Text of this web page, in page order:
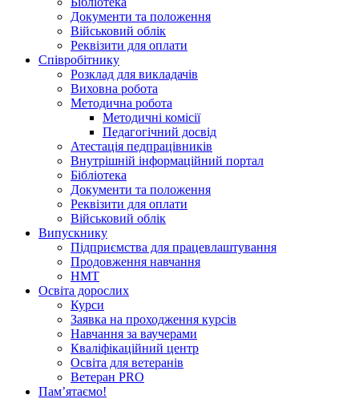
Документи та положення
Військовий облік
Реквізити для оплати
Співробітнику
Розклад для викладачів
Виховна робота
Методична робота
Методичні комісії
Педагогічний досвід
Атестація педпрацівників
Внутрішній інформаційний портал
Бібліотека
Документи та положення
Реквізити для оплати
Військовий облік
Випускнику
Підприємства для працевлаштування
Продовження навчання
НМТ
Освіта дорослих
Курси
Заявка на проходження курсів
Навчання за ваучерами
Кваліфікаційний центр
Освіта для ветеранів
Ветеран PRO
Пам’ятаємо!